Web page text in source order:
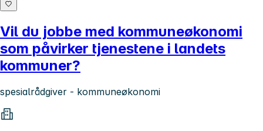
Vil du jobbe med kommuneøkonomi
som påvirker tjenestene i landets
kommuner?
spesialrådgiver - kommuneøkonomi